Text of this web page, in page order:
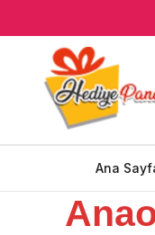
Ana
Ana Sayfa
Kişiye Özel Hediyeler
Hediyen Kime
Mesleklere Özel